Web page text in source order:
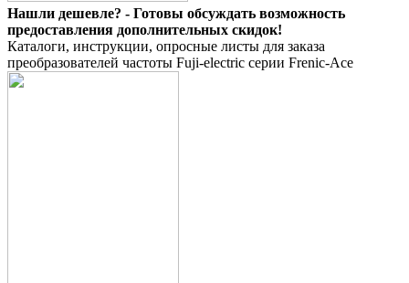
Нашли дешевле? - Готовы обсуждать возможность
предоставления дополнительных скидок!
Каталоги, инструкции, опросные листы для заказа
преобразователей частоты Fuji-electric серии Frenic-Ace